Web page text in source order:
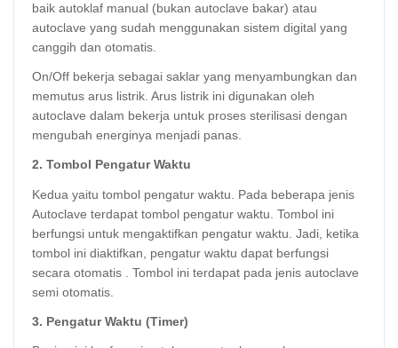
baik autoklaf manual (bukan autoclave bakar) atau
autoclave yang sudah menggunakan sistem digital yang
canggih dan otomatis.
On/Off bekerja sebagai saklar yang menyambungkan dan
memutus arus listrik. Arus listrik ini digunakan oleh
autoclave dalam bekerja untuk proses sterilisasi dengan
mengubah energinya menjadi panas.
2. Tombol Pengatur Waktu
Kedua yaitu tombol pengatur waktu. Pada beberapa jenis
Autoclave terdapat tombol pengatur waktu. Tombol ini
berfungsi untuk mengaktifkan pengatur waktu. Jadi, ketika
tombol ini diaktifkan, pengatur waktu dapat berfungsi
secara otomatis . Tombol ini terdapat pada jenis autoclave
semi otomatis.
3. Pengatur Waktu (Timer)